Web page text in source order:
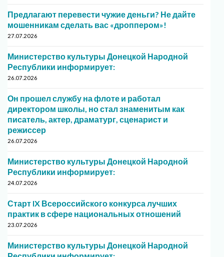
Предлагают перевести чужие деньги? Не дайте
мошенникам сделать вас «дроппером»!
27.07.2026
Министерство культуры Донецкой Народной
Республики информирует:
26.07.2026
Он прошел службу на флоте и работал
директором школы, но стал знаменитым как
писатель, актер, драматург, сценарист и
режиссер
26.07.2026
Министерство культуры Донецкой Народной
Республики информирует:
24.07.2026
Старт IX Всероссийского конкурса лучших
практик в сфере национальных отношений
23.07.2026
Министерство культуры Донецкой Народной